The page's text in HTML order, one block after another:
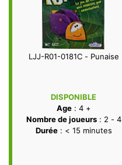
LJJ-R01-0181C - Punaise
DISPONIBLE
Age: 4 +
Nombre de joueurs: 2 - 4
Durée: < 15 minutes